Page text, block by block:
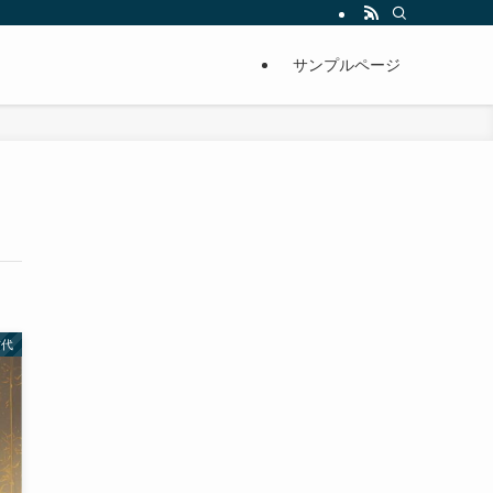
サンプルページ